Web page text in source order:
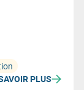
PLUS